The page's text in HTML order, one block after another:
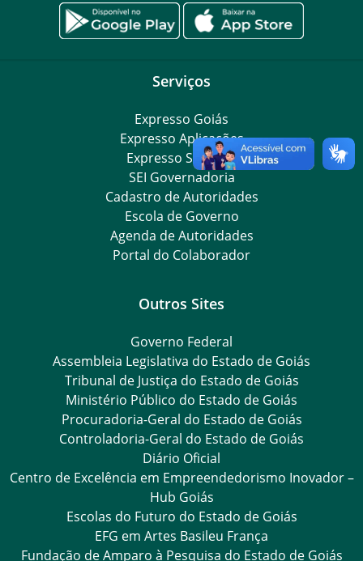
Serviços
Expresso Goiás
Expresso Aplicações
Expresso Servidor
SEI Governadoria
Cadastro de Autoridades
Escola de Governo
Agenda de Autoridades
Portal do Colaborador
Outros Sites
Governo Federal
Assembleia Legislativa do Estado de Goiás
Tribunal de Justiça do Estado de Goiás
Ministério Público do Estado de Goiás
Procuradoria-Geral do Estado de Goiás
Controladoria-Geral do Estado de Goiás
Diário Oficial
Centro de Excelência em Empreendedorismo Inovador –
Hub Goiás
Escolas do Futuro do Estado de Goiás
EFG em Artes Basileu França
Fundação de Amparo à Pesquisa do Estado de Goiás